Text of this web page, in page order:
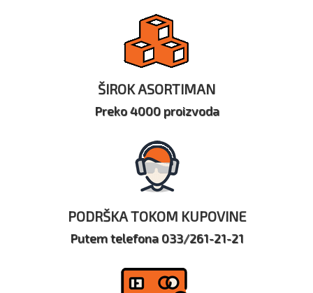
ŠIROK ASORTIMAN
Preko 4000 proizvoda
PODRŠKA TOKOM KUPOVINE
Putem telefona 033/261-21-21